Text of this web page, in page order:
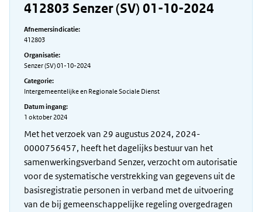
412803 Senzer (SV) 01-10-2024
Afnemersindicatie:
412803
Organisatie:
Senzer (SV) 01-10-2024
Categorie:
Intergemeentelijke en Regionale Sociale Dienst
Datum ingang:
1 oktober 2024
Met het verzoek van 29 augustus 2024, 2024-
0000756457, heeft het dagelijks bestuur van het
samenwerkingsverband Senzer, verzocht om autorisatie
voor de systematische verstrekking van gegevens uit de
basisregistratie personen in verband met de uitvoering
van de bij gemeenschappelijke regeling overgedragen